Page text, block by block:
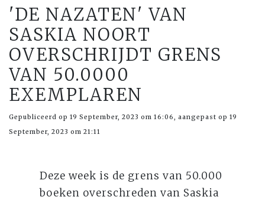
'DE NAZATEN' VAN
SASKIA NOORT
OVERSCHRIJDT GRENS
VAN 50.0000
EXEMPLAREN
Gepubliceerd op 19 September, 2023 om 16:06, aangepast op 19
September, 2023 om 21:11
Deze week is de grens van 50.000
boeken overschreden van Saskia